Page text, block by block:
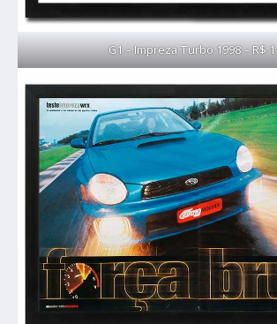
G1 – Impreza Turbo 1998 – R$